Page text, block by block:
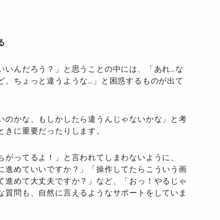
いんだろう？」と思うことの中には、「あれ…な
、ちょっと違うような…」と困惑するものが出て
のかな、もしかしたら違うんじゃないかな」と考
に重要だったりします。
ってるよ！」と言われてしまわないように、
進めていいですか？」「操作してたらこういう画
進めて大丈夫ですか？」など、「おっ！やるじゃ
質問も、自然に言えるようなサポートをしていま